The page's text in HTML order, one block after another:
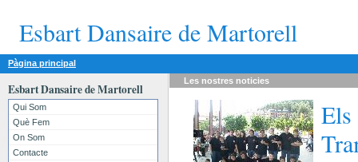
Esbart Dansaire de Martorell
Pàgina principal
Esbart Dansaire de Martorell
Qui Som
Què Fem
On Som
Contacte
Les nostres noticies
Els